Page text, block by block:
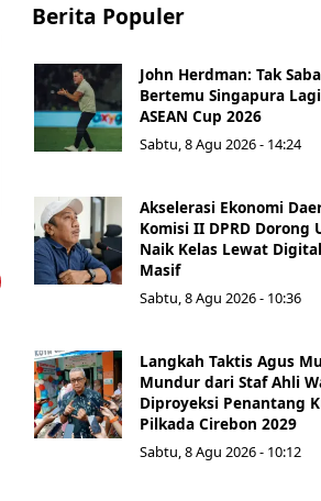
Berita Populer
John Herdman: Tak
Bertemu Singapura
ASEAN Cup 2026
Sabtu, 8 Agu 2026 - 14:24
Akselerasi Ekonomi
Komisi II DPRD Dorong
Naik Kelas Lewat
Masif
Sabtu, 8 Agu 2026 - 10:36
Langkah Taktis Agus
Mundur dari Staf Ahli
Diproyeksi Penantang
Pilkada Cirebon 2029
Sabtu, 8 Agu 2026 - 10:12